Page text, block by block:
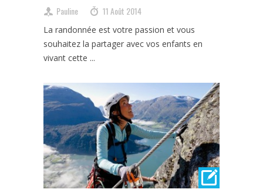
Pauline 11 Août 2014
La randonnée est votre passion et vous
souhaitez la partager avec vos enfants en
vivant cette ...